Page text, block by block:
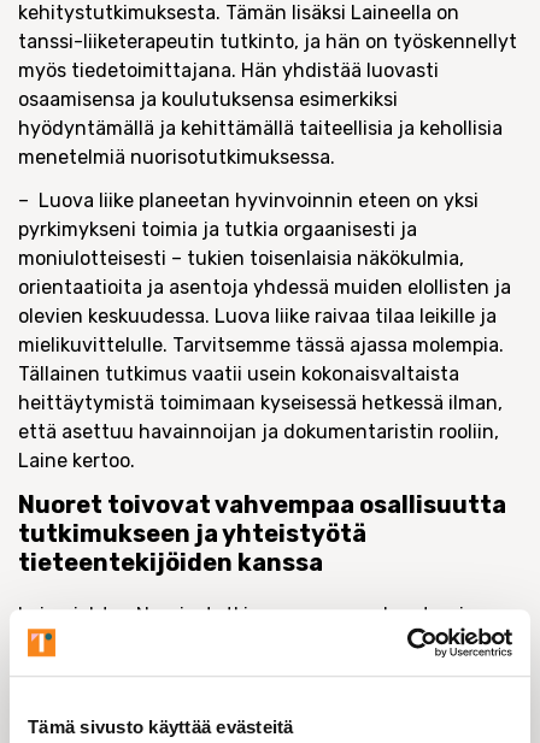
Tämä sivusto käyttää evästeitä
kehitystutkimuksesta. Tämän lisäksi Laineella on
tanssi-liiketerapeutin tutkinto, ja hän on työskennellyt
myös tiedetoimittajana. Hän yhdistää luovasti
osaamisensa ja koulutuksensa esimerkiksi
hyödyntämällä ja kehittämällä taiteellisia ja kehollisia
menetelmiä nuorisotutkimuksessa.
– Luova liike planeetan hyvinvoinnin eteen on yksi
pyrkimykseni toimia ja tutkia orgaanisesti ja
moniulotteisesti – tukien toisenlaisia näkökulmia,
orientaatioita ja asentoja yhdessä muiden elollisten ja
olevien keskuudessa. Luova liike raivaa tilaa leikille ja
mielikuvittelulle. Tarvitsemme tässä ajassa molempia.
Tällainen tutkimus vaatii usein kokonaisvaltaista
heittäytymistä toimimaan kyseisessä hetkessä ilman,
että asettuu havainnoijan ja dokumentaristin rooliin,
Laine kertoo.
Nuoret toivovat vahvempaa osallisuutta
tutkimukseen ja yhteistyötä
tieteentekijöiden kanssa
Laine johtaa Nuorisotutkimusseurassa planetaarisen
nuorisotutkimuksen tutkimusohjelmaa. Planetaarinen
nuorisotutkimus on Laineen tekemä uusi avaus
nuorisotutkimuksessa nuoria ja nuoruutta tutkitaan